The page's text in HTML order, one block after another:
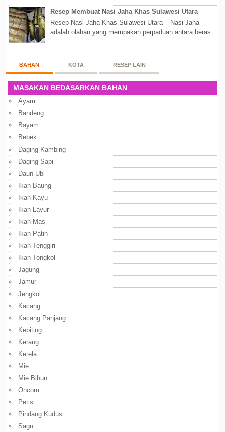
Resep Membuat Nasi Jaha Khas Sulawesi Utara
Resep Nasi Jaha Khas Sulawesi Utara – Nasi Jaha
adalah olahan yang merupakan perpaduan antara beras
BAHAN KOTA RESEP LAIN
MASAKAN BEDASARKAN BAHAN
Ayam
Bandeng
Bayam
Bebek
Daging Kambing
Daging Sapi
Daun Ubi
Ikan Baung
Ikan Kayu
Ikan Layur
Ikan Mas
Ikan Patin
Ikan Tenggiri
Ikan Tongkol
Jagung
Jamur
Jengkol
Kacang
Kacang Panjang
Kepiting
Kerang
Ketela
Mie
Mie Bihun
Oncom
Petis
Pindang Kudus
Sagu